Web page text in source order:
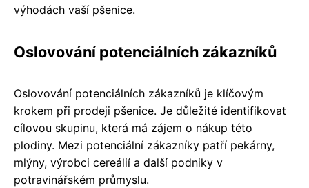
výhodách vaší pšenice.
Oslovování potenciálních zákazníků
Oslovování potenciálních zákazníků je klíčovým
krokem při prodeji pšenice. Je důležité identifikovat
cílovou skupinu, která má zájem o nákup této
plodiny. Mezi potenciální zákazníky patří pekárny,
mlýny, výrobci cereálií a další podniky v
potravinářském průmyslu.